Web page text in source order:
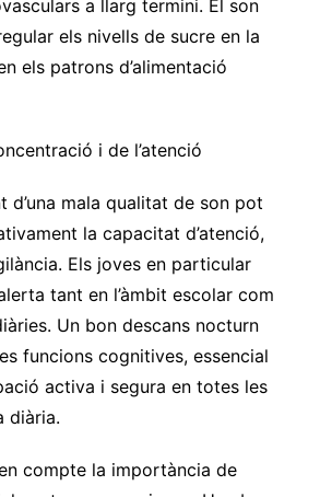
a llarg termini. El son
els nivells de sucre en la
els patrons d’alimentació
i de l’atenció
d’una mala qualitat de son pot
la capacitat d’atenció,
Els joves en particular
tant en l’àmbit escolar com
Un bon descans nocturn
funcions cognitives, essencial
activa i segura en totes les
diària.
compte la importància de